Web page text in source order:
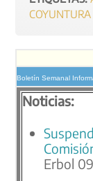
COYUNTURA
Boletín Semanal
Noticias:
Erbol